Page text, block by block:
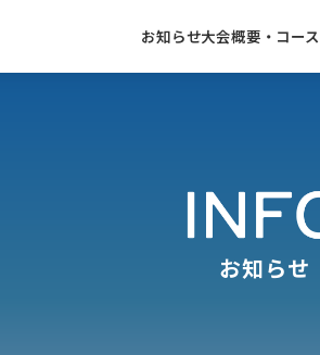
お知らせ大会概要・コース
お知らせ